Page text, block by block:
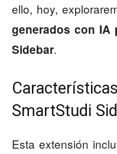
ello, hoy,
generados con IA
Sidebar.
SmartStudi
Esta extensión